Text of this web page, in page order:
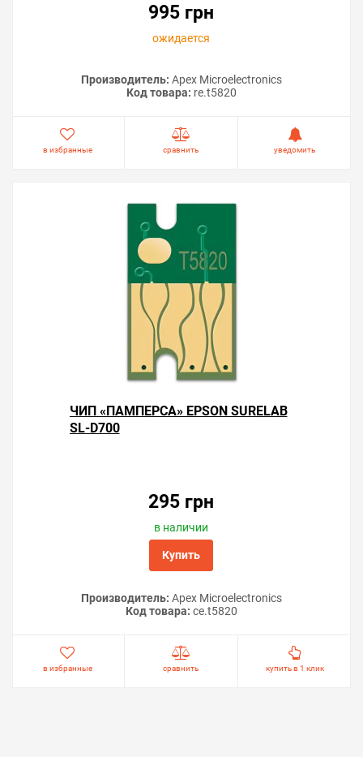
995 грн
ожидается
Производитель: Apex Microelectronics
Код товара: re.t5820
в избранные сравнить уведомить
ЧИП «ПАМПЕРСА» EPSON SURELAB
SL-D700
295 грн
в наличии
Купить
Производитель: Apex Microelectronics
Код товара: ce.t5820
в избранные сравнить купить в 1 клик